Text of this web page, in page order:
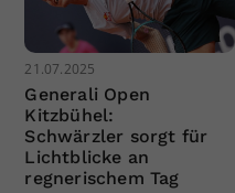
21.07.2025
Generali Open
Kitzbühel:
Schwärzler sorgt für
Lichtblicke an
regnerischem Tag